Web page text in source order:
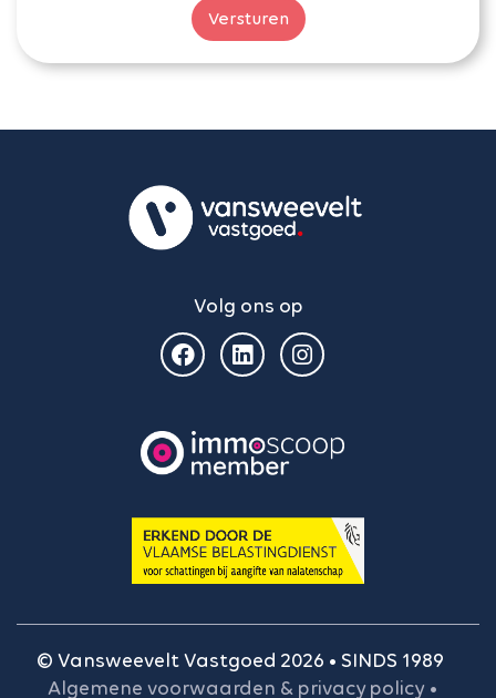
Versturen
Volg ons op
© Vansweevelt Vastgoed 2026 • SINDS 1989
Algemene voorwaarden & privacy policy •